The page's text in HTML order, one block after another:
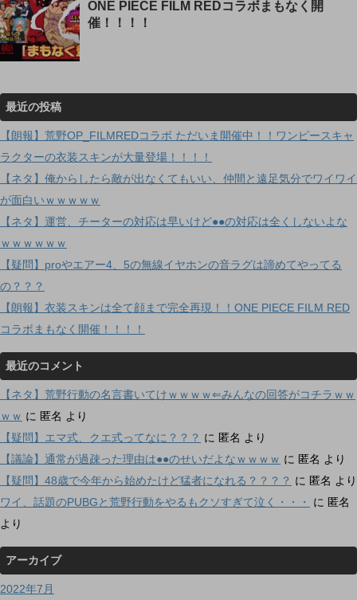
ONE PIECE FILM REDコラボまもなく開
催！！！！
最近の投稿
【朗報】荒野OP_FILMREDコラボ ただいま開催中！！ワンピースキャ
ラクターの衣装スキンが大量登場！！！！
【ネタ】俺からしたら敵が出なくてもいい、仲間と遠足気分でワイワイ
が面白いｗｗｗｗｗ
【ネタ】運営、チーターの対応は早いけど●●の対応は全くしないよな
ｗｗｗｗｗｗ
【疑問】proやエアー4、5の無線イヤホンの音ラグは諦めてやってる
の？？？
【朗報】衣装スキンは全て顔まで完全再現！！ONE PIECE FILM RED
コラボまもなく開催！！！！
最近のコメント
【ネタ】荒野行動の名言書いてけｗｗｗｗ⇐みんなの回答がコチラｗｗ
ｗｗ に 匿名 より
【疑問】エマ式、クエ式ってなに？？？ に 匿名 より
【議論】通常が過疎った理由は●●のせいだよなｗｗｗｗ に 匿名 より
【疑問】48歳で今年から始めたけど猛者になれる？？？？ に 匿名 より
ワイ、話題のPUBGと荒野行動をやるもクソすぎて泣く・・・
に 匿名
より
アーカイブ
2022年7月